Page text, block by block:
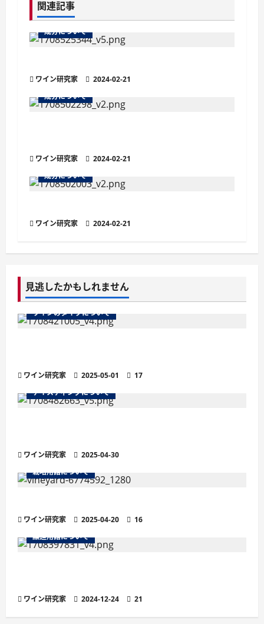
ー
シ
ン
関連記事
成分について
ワイン研究家
2024-02-21
成分について
ワイン研究家
2024-02-21
成分について
ワイン研究家 2024-02-21
見逃したかもしれません
ワインのタイプについて
ワイン研究家 2025-05-01
17
テイスティングについて
ワイン研究家
2025-04-30
栽培用語について
ワイン研究家 2025-04-20
16
醸造用語について
ワイン研究家 2024-12-24 21